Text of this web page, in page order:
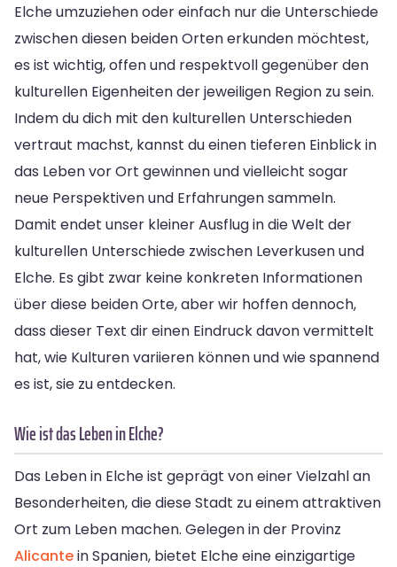
Elche umzuziehen oder einfach nur die Unterschiede
zwischen diesen beiden Orten erkunden möchtest,
es ist wichtig, offen und respektvoll gegenüber den
kulturellen Eigenheiten der jeweiligen Region zu sein.
Indem du dich mit den kulturellen Unterschieden
vertraut machst, kannst du einen tieferen Einblick in
das Leben vor Ort gewinnen und vielleicht sogar
neue Perspektiven und Erfahrungen sammeln.
Damit endet unser kleiner Ausflug in die Welt der
kulturellen Unterschiede zwischen Leverkusen und
Elche. Es gibt zwar keine konkreten Informationen
über diese beiden Orte, aber wir hoffen dennoch,
dass dieser Text dir einen Eindruck davon vermittelt
hat, wie Kulturen variieren können und wie spannend
es ist, sie zu entdecken.
Wie ist das Leben in Elche?
Das Leben in Elche ist geprägt von einer Vielzahl an
Besonderheiten, die diese Stadt zu einem attraktiven
Ort zum Leben machen. Gelegen in der Provinz
Alicantein Spanien, bietet Elche eine einzigartige